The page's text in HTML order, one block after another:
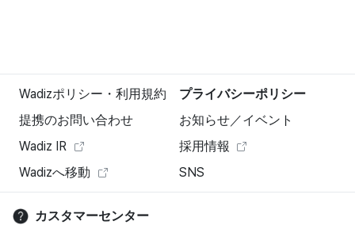
Wadizポリシー・利用規約
プライバシーポリシー
提携のお問い合わせ
お知らせ／イベント
Wadiz IR
採用情報
Wadizへ移動
SNS
カスタマーセンター